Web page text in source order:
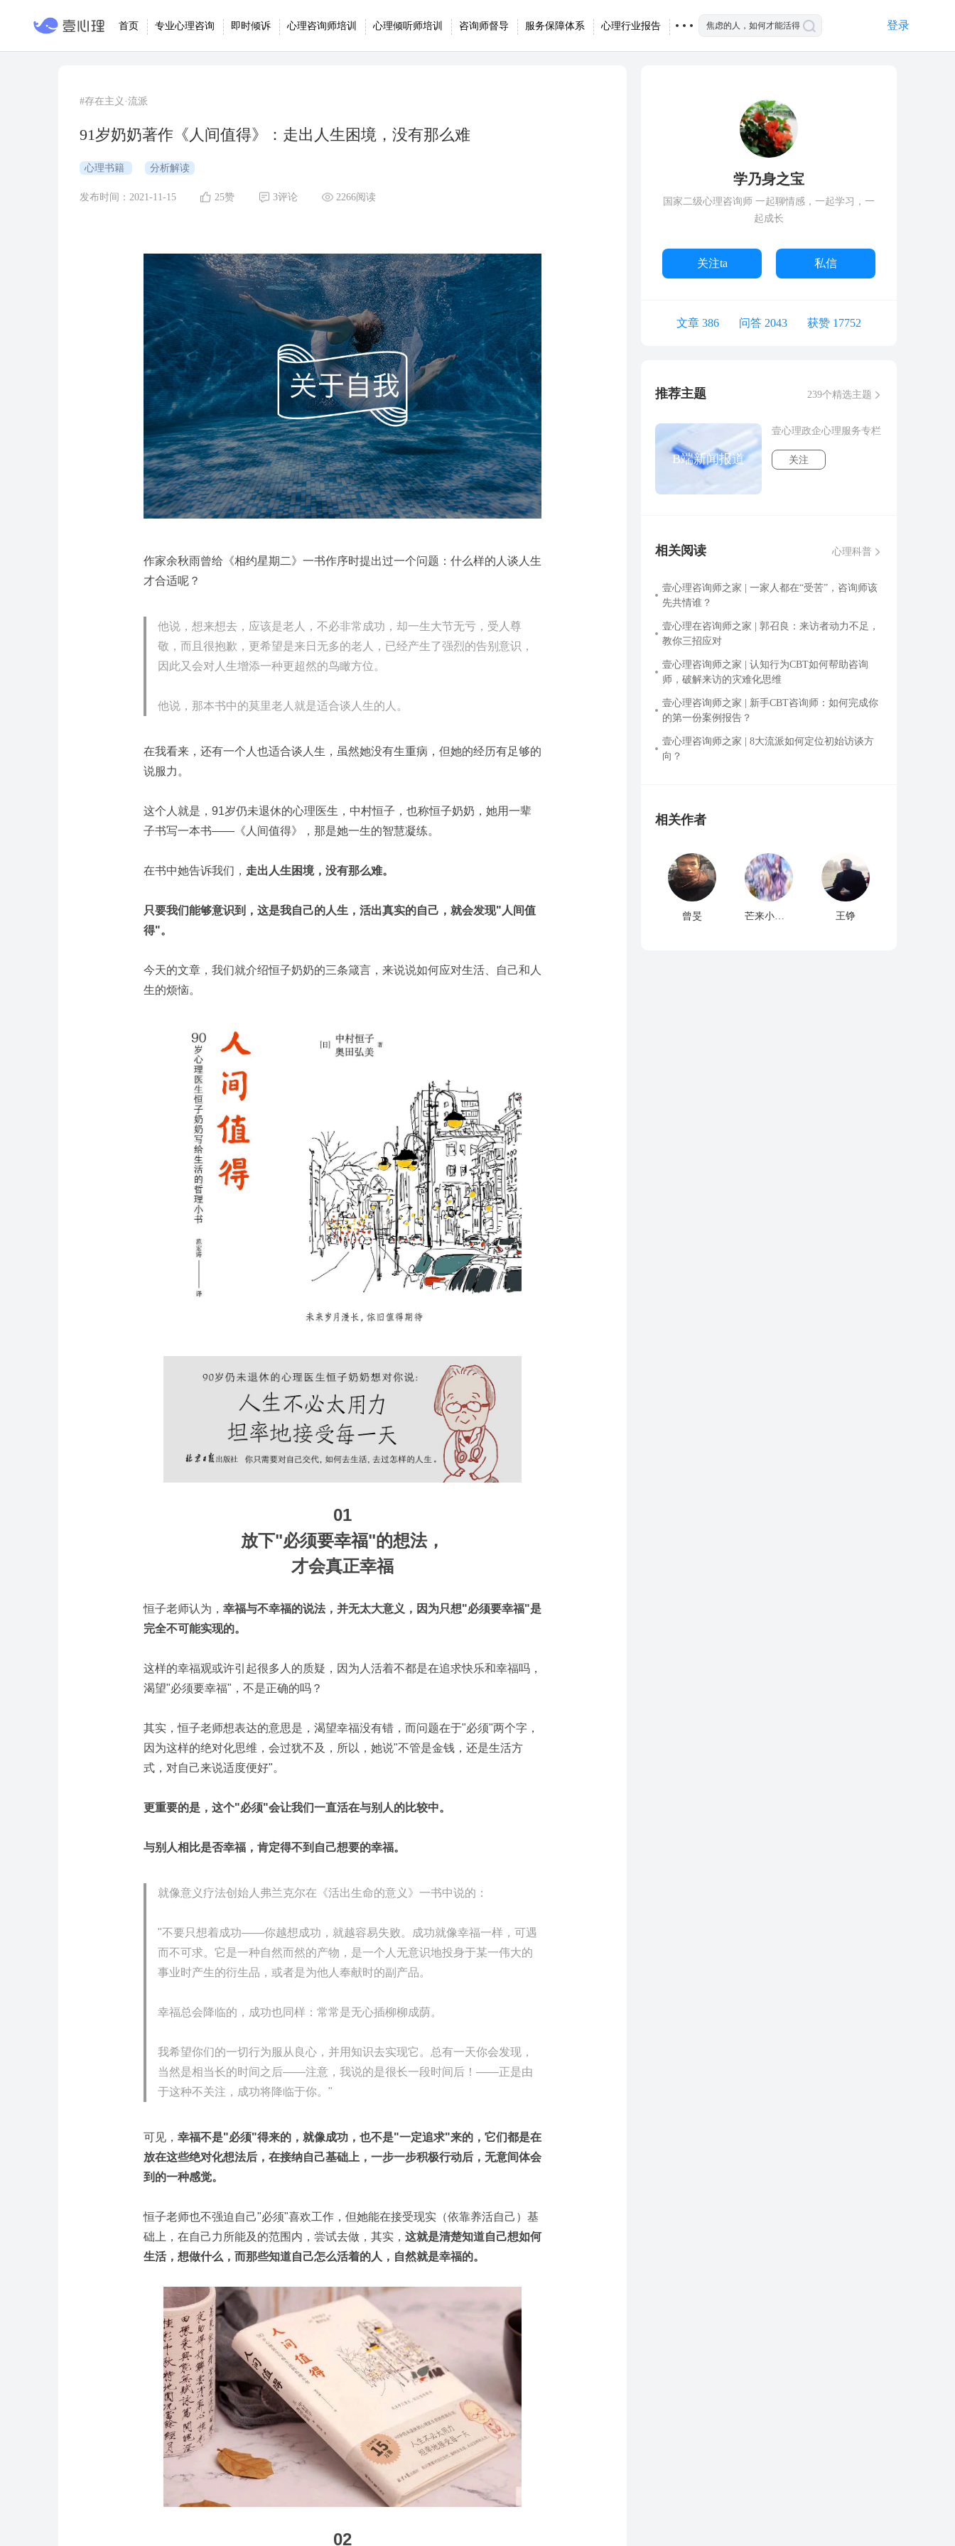
首页 专业心理咨询 即时倾诉 心理咨询师培训 心理倾听师培训 咨询师督导 服务保障体系 心理行业报告 登录
#存在主义·流派
91岁奶奶著作《人间值得》：走出人生困境，没有那么难
心理书籍 分析解读
发布时间：2021-11-15 25赞 3评论 2266阅读
作家余秋雨曾给《相约星期二》一书作序时提出过一个问题：什么样的人谈人生
才合适呢？
他说，想来想去，应该是老人，不必非常成功，却一生大节无亏，受人尊
敬，而且很抱歉，更希望是来日无多的老人，已经产生了强烈的告别意识，
因此又会对人生增添一种更超然的鸟瞰方位。
他说，那本书中的莫里老人就是适合谈人生的人。
在我看来，还有一个人也适合谈人生，虽然她没有生重病，但她的经历有足够的
说服力。
这个人就是，91岁仍未退休的心理医生，中村恒子，也称恒子奶奶，她用一辈
子书写一本书——《人间值得》，那是她一生的智慧凝练。
在书中她告诉我们， 走出人生困境，没有那么难。
只要我们能够意识到，这是我自己的人生，活出真实的自己，就会发现"人间值
得"。
今天的文章，我们就介绍恒子奶奶的三条箴言，来说说如何应对生活、自己和人
生的烦恼。
01
放下"必须要幸福"的想法，
才会真正幸福
恒子老师认为， 幸福与不幸福的说法，并无太大意义，因为只想"必须要幸福"是
完全不可能实现的。
这样的幸福观或许引起很多人的质疑，因为人活着不都是在追求快乐和幸福吗，
渴望"必须要幸福"，不是正确的吗？
其实，恒子老师想表达的意思是，渴望幸福没有错，而问题在于"必须"两个字，
因为这样的绝对化思维，会过犹不及，所以，她说"不管是金钱，还是生活方
式，对自己来说适度便好"。
更重要的是，这个"必须"会让我们一直活在与别人的比较中。
与别人相比是否幸福，肯定得不到自己想要的幸福。
就像意义疗法创始人弗兰克尔在《活出生命的意义》一书中说的：
"不要只想着成功——你越想成功，就越容易失败。成功就像幸福一样，可遇
而不可求。它是一种自然而然的产物，是一个人无意识地投身于某一伟大的
事业时产生的衍生品，或者是为他人奉献时的副产品。
幸福总会降临的，成功也同样：常常是无心插柳柳成荫。
我希望你们的一切行为服从良心，并用知识去实现它。总有一天你会发现，
当然是相当长的时间之后——注意，我说的是很长一段时间后！——正是由
于这种不关注，成功将降临于你。"
可见， 幸福不是"必须"得来的，就像成功，也不是"一定追求"来的，它们都是在
放在这些绝对化想法后，在接纳自己基础上，一步一步积极行动后，无意间体会
到的一种感觉。
恒子老师也不强迫自己"必须"喜欢工作，但她能在接受现实（依靠养活自己）基
础上，在自己力所能及的范围内，尝试去做，其实， 这就是清楚知道自己想如何
生活，想做什么，而那些知道自己怎么活着的人，自然就是幸福的。
02
学乃身之宝
国家二级心理咨询师 一起聊情感，一起学习，一
起成长
关注ta 私信
文章 386 问答 2043 获赞 17752
推荐主题 239个精选主题
B端新闻报道
壹心理政企心理服务专栏
关注
相关阅读 心理科普
壹心理咨询师之家 | 一家人都在“受苦”，咨询师该
先共情谁？
壹心理在咨询师之家 | 郭召良：来访者动力不足，
教你三招应对
壹心理咨询师之家 | 认知行为CBT如何帮助咨询
师，破解来访的灾难化思维
壹心理咨询师之家 | 新手CBT咨询师：如何完成你
的第一份案例报告？
壹心理咨询师之家 | 8大流派如何定位初始访谈方
向？
相关作者
曾旻 芒来小姐姐.♡ 王铮